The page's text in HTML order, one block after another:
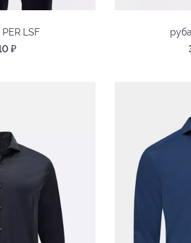
LSF
₽